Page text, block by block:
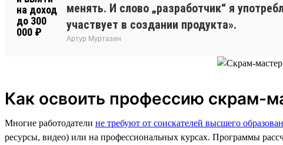
менять. И слово „разработчик“ я
участвует в создании продукта».
Артур Муртазин
Как освоить профессию скрам-
Многие работодатели не требуют от соискателей высшего
ресурсы, видео) или на профессиональных курсах. Программы